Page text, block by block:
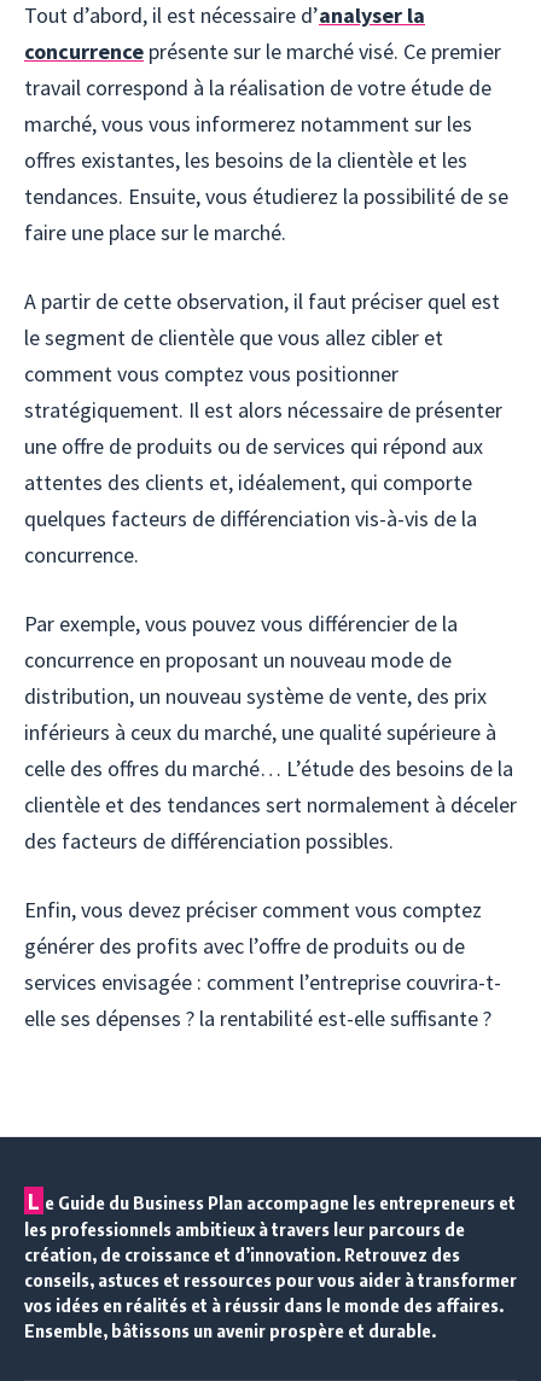
Tout d’abord, il est nécessaire d’analyser la
concurrence présente sur le marché visé. Ce premier
travail correspond à la réalisation de votre étude de
marché, vous vous informerez notamment sur les
offres existantes, les besoins de la clientèle et les
tendances. Ensuite, vous étudierez la possibilité de se
faire une place sur le marché.
A partir de cette observation, il faut préciser quel est
le segment de clientèle que vous allez cibler et
comment vous comptez vous positionner
stratégiquement. Il est alors nécessaire de présenter
une offre de produits ou de services qui répond aux
attentes des clients et, idéalement, qui comporte
quelques facteurs de différenciation vis-à-vis de la
concurrence.
Par exemple, vous pouvez vous différencier de la
concurrence en proposant un nouveau mode de
distribution, un nouveau système de vente, des prix
inférieurs à ceux du marché, une qualité supérieure à
celle des offres du marché… L’étude des besoins de la
clientèle et des tendances sert normalement à déceler
des facteurs de différenciation possibles.
Enfin, vous devez préciser comment vous comptez
générer des profits avec l’offre de produits ou de
services envisagée : comment l’entreprise couvrira-t-
elle ses dépenses ? la rentabilité est-elle suffisante ?
L e Guide du Business Plan accompagne les entrepreneurs et
les professionnels ambitieux à travers leur parcours de
création, de croissance et d’innovation. Retrouvez des
conseils, astuces et ressources pour vous aider à transformer
vos idées en réalités et à réussir dans le monde des affaires.
Ensemble, bâtissons un avenir prospère et durable.